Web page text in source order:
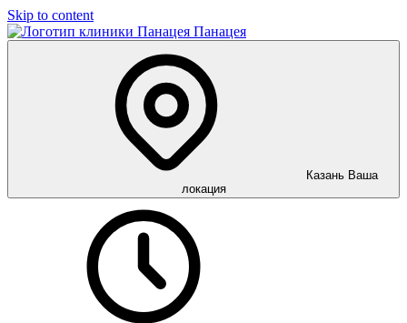
Skip to content
Панацея
Казань Ваша
локация